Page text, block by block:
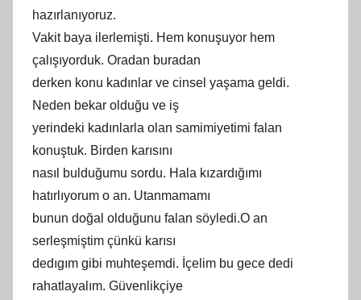
hazırlanıyoruz.
Vakit baya ilerlemişti. Hem konuşuyor hem
çalışıyorduk. Oradan buradan
derken konu kadınlar ve cinsel yaşama geldi.
Neden bekar olduğu ve iş
yerindeki kadınlarla olan samimiyetimi falan
konuştuk. Birden karısını
nasıl bulduğumu sordu. Hala kızardığımı
hatırlıyorum o an. Utanmamamı
bunun doğal olduğunu falan söyledi.O an
serleşmiştim çünkü karısı
dedıgım gibi muhteşemdi. İçelim bu gece dedi
rahatlayalım. Güvenlikçiye